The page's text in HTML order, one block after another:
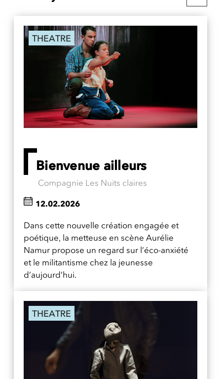
THEATRE
Bienvenue ailleurs
Compagnie Les Nuits claires
Dans cette nouvelle création engagée et
poétique, la metteuse en scène Aurélie
Namur propose un regard sur l’éco-anxiété
et le militantisme chez la jeunesse
d’aujourd’hui.
12.02.2026
THEATRE